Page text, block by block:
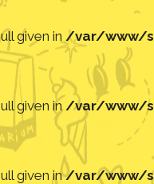
given in /var/www/
given in/var/www/
given in/var/www/